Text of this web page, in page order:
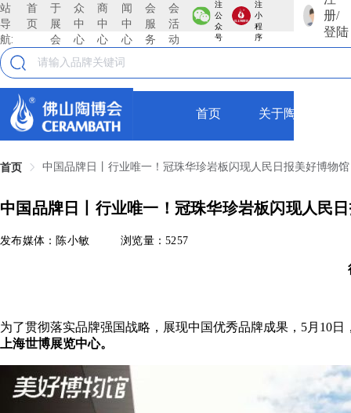
站
导
航:
首
页
于
展
会
众
中
心
商
中
心
闻
中
心
会
服
务
会
活
动
注
公
众
号
注
小
程
序
册/
登陆
首页 关于陶博会
首页 中国品牌日丨行业唯一！冠珠华珍岩板闪现人民日报美好博物
中国品牌日丨行业唯一！冠珠华珍岩板闪现人民
发布媒体：陈小敏 浏览量：5257
为了贯彻落实品牌强国战略，展现中国优秀品牌成果， 5月10日
上海世博展览中心。